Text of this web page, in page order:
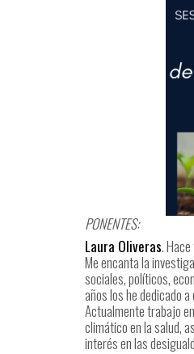
PONENTES:
Laura Oliveras.
Me encanta la
sociales, políticos,
años los he dedicado
Actualmente trabajo
climático en la salud,
interés en las